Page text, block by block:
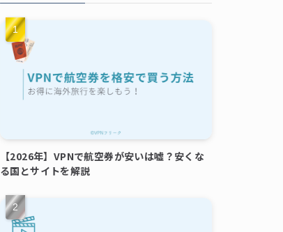
【2026年】VPNで航空券が安いは嘘？安くな
る国とサイトを解説